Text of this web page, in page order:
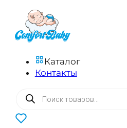
Каталог
Контакты
Поиск
товаров
0